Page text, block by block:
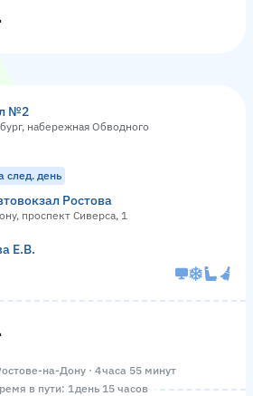
№2
набережная Обводного
след. день
Ростова
проспект Сиверса, 1
Е.В.
на-Дону · 4 часа 55 минут
в пути: 1 день 15 часов